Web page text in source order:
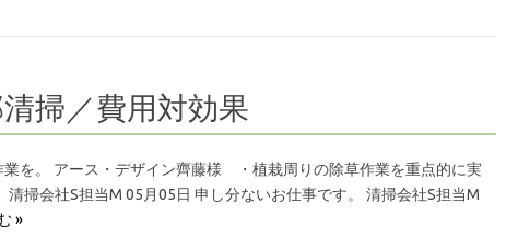
清掃／費用対効果
業を。 アース・デザイン齊藤様 ・植栽周りの除草作業を重点的に実
掃会社S担当M 05月05日 申し分ないお仕事です。 清掃会社S担当M
»